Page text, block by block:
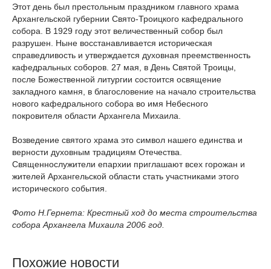
Этот день был престольным праздником главного храма
Архангельской губернии Свято-Троицкого кафедрального
собора. В 1929 году этот величественный собор был
разрушен. Ныне восстанавливается историческая
справедливость и утверждается духовная преемственность
кафедральных соборов. 27 мая, в День Святой Троицы,
после Божественной литургии состоится освящение
закладного камня, в благословение на начало строительства
нового кафедрального собора во имя Небесного
покровителя области Архангела Михаила.
Возведение святого храма это символ нашего единства и
верности духовным традициям Отечества.
Священнослужители епархии приглашают всех горожан и
жителей Архангельской области стать участниками этого
исторического события.
Фото Н.Гернета: Крестный ход до места строительства
собора Архангела Михаила 2006 год.
Похожие новости